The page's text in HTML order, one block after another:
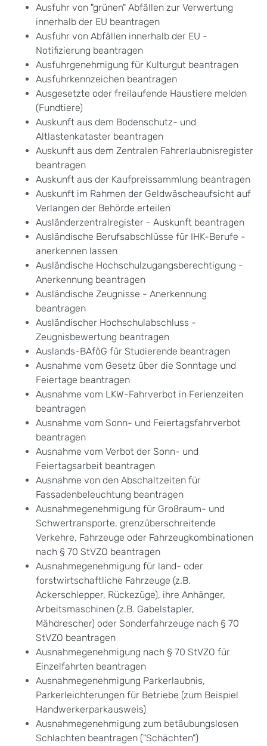
Ausfuhr von "grünen" Abfällen zur Verwertung
innerhalb der EU beantragen
Ausfuhr von Abfällen innerhalb der EU -
Notifizierung beantragen
Ausfuhrgenehmigung für Kulturgut beantragen
Ausfuhrkennzeichen beantragen
Ausgesetzte oder freilaufende Haustiere melden
(Fundtiere)
Auskunft aus dem Bodenschutz- und
Altlastenkataster beantragen
Auskunft aus dem Zentralen Fahrerlaubnisregister
beantragen
Auskunft aus der Kaufpreissammlung beantragen
Auskunft im Rahmen der Geldwäscheaufsicht auf
Verlangen der Behörde erteilen
Ausländerzentralregister - Auskunft beantragen
Ausländische Berufsabschlüsse für IHK-Berufe -
anerkennen lassen
Ausländische Hochschulzugangsberechtigung -
Anerkennung beantragen
Ausländische Zeugnisse - Anerkennung
beantragen
Ausländischer Hochschulabschluss -
Zeugnisbewertung beantragen
Auslands-BAföG für Studierende beantragen
Ausnahme vom Gesetz über die Sonntage und
Feiertage beantragen
Ausnahme vom LKW-Fahrverbot in Ferienzeiten
beantragen
Ausnahme vom Sonn- und Feiertagsfahrverbot
beantragen
Ausnahme vom Verbot der Sonn- und
Feiertagsarbeit beantragen
Ausnahme von den Abschaltzeiten für
Fassadenbeleuchtung beantragen
Ausnahmegenehmigung für Großraum- und
Schwertransporte, grenzüberschreitende
Verkehre, Fahrzeuge oder Fahrzeugkombinationen
nach § 70 StVZO beantragen
Ausnahmegenehmigung für land- oder
forstwirtschaftliche Fahrzeuge (z.B.
Ackerschlepper, Rückezüge), ihre Anhänger,
Arbeitsmaschinen (z.B. Gabelstapler,
Mähdrescher) oder Sonderfahrzeuge nach § 70
StVZO beantragen
Ausnahmegenehmigung nach § 70 StVZO für
Einzelfahrten beantragen
Ausnahmegenehmigung Parkerlaubnis,
Parkerleichterungen für Betriebe (zum Beispiel
Handwerkerparkausweis)
Ausnahmegenehmigung zum betäubungslosen
Schlachten beantragen ("Schächten")